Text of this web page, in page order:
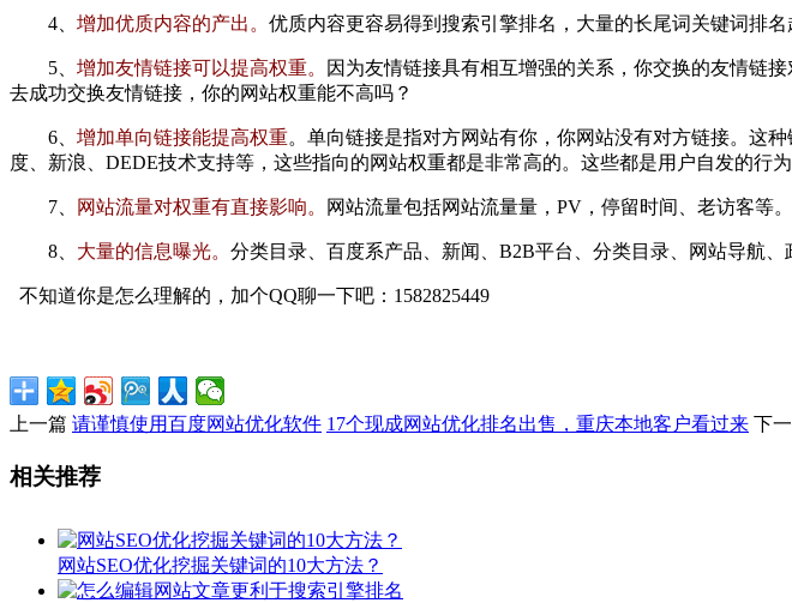
4、 增加优质内容的产出。 优质内容更容易得到搜索引擎排名，大量的长尾词关键词排
5、 增加友情链接可以提高权重。
因为友情链接具有相互增强的关系，你交换的友情链
去成功交换友情链接，你的网站权重能不高吗？
6、 增加单向链接能提高权重。单向链接是指对方网站有你，你网站没有对方链接。这
度、新浪、DEDE技术支持等，这些指向的网站权重都是非常高的。这些都是用户自发的行
7、 网站流量对权重有直接影响。 网站流量包括网站流量量，PV，停留时间、老访客等
8、 大量的信息曝光。 分类目录、百度系产品、新闻、B2B平台、分类目录、网站导航
不知道你是怎么理解的，加个QQ聊一下吧：1582825449
上一篇 请谨慎使用百度网站优化软件 17个现成网站优化排名出售，重庆本地客户看过来 下
相关推荐
网站SEO优化挖掘关键词的10大方法？